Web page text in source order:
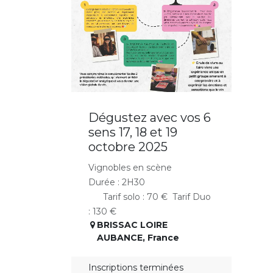
Dégustez avec vos 6
sens 17, 18 et 19
octobre 2025 ​
Vignobles en scène
Durée : 2H30
Tarif solo : 70 € ​Tarif Duo
: 130 €
BRISSAC LOIRE
AUBANCE, France
Inscriptions terminées